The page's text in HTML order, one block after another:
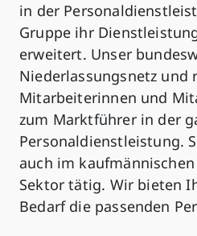
in der
Gruppe ihr
erweitert. Unser
Niederlassungsnetz und
Mitarbeiterinnen und
zum Marktführer in der
Personaldienstleistung.
auch im
Sektor tätig. Wir bieten
Bedarf die passenden